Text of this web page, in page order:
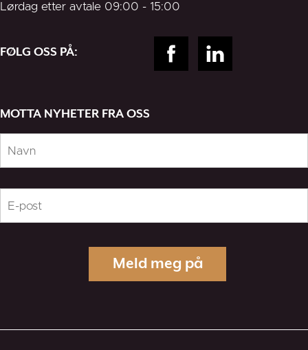
Lørdag etter avtale 09:00 - 15:00
FØLG OSS PÅ:
MOTTA NYHETER FRA OSS